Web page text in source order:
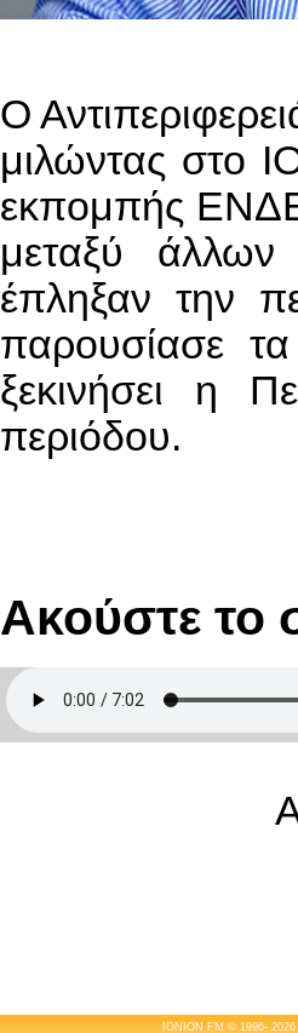
Ο
μιλώντας στο
εκπομπής
μεταξύ
έπληξαν την
παρουσίασε
ξεκινήσει η
περιόδου.
Ακούστε το
IONION FM © 1996-